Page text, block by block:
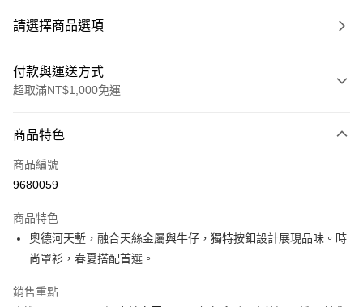
請選擇商品選項
付款與運送方式
超取滿NT$1,000免運
信用卡一次付款
LINE Pay
悠遊付
ATM付款
貨到付款
商品特色
商品編號
9680059
商品特色
奧德河天塹，融合天絲金屬與牛仔，獨特按釦設計展現品味。時
尚罩衫，春夏搭配首選。
銷售重點